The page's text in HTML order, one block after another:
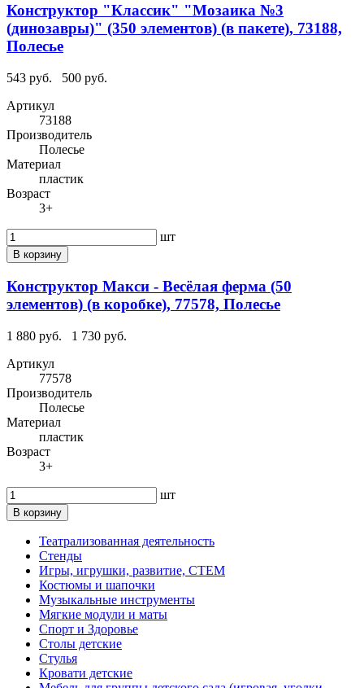
Конструктор "Классик" "Мозаика №3
(динозавры)" (350 элементов) (в пакете), 73188,
Полесье
543 руб.
500 руб.
Артикул
73188
Производитель
Полесье
Материал
пластик
Возраст
3+
шт
В корзину
Конструктор Макси - Весёлая ферма (50
элементов) (в коробке), 77578, Полесье
1 880 руб.
1 730 руб.
Артикул
77578
Производитель
Полесье
Материал
пластик
Возраст
3+
шт
В корзину
Театрализованная деятельность
Стенды
Игры, игрушки, развитие, СТЕМ
Костюмы и шапочки
Музыкальные инструменты
Мягкие модули и маты
Спорт и Здоровье
Столы детские
Стулья
Кровати детские